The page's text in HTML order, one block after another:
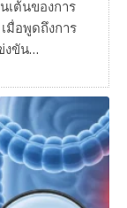
เต้นของการ
มื่อพูดถึงการ
งขัน…